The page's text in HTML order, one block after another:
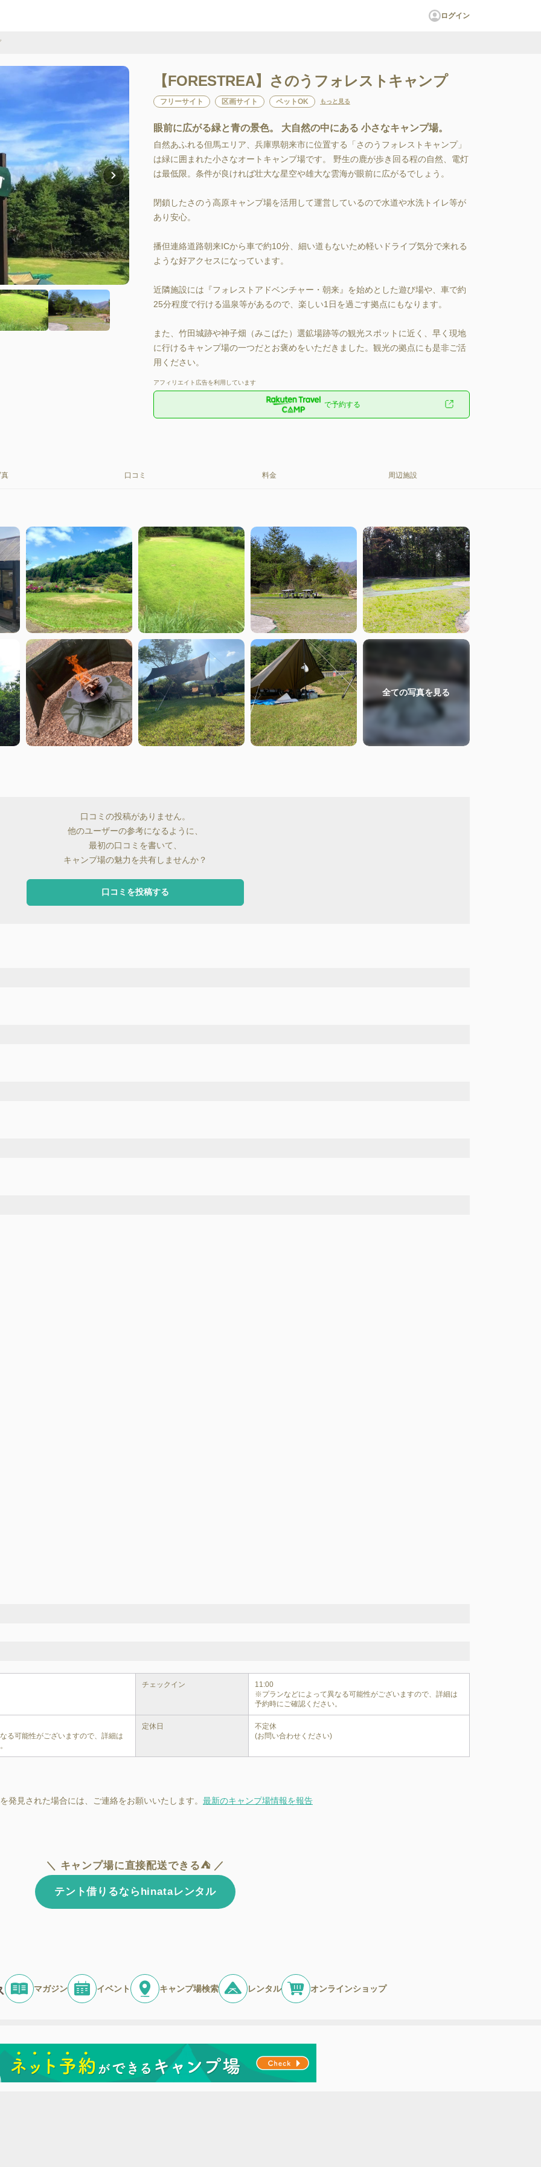
ログイン
【FORESTREA】さのうフォレストキャンプ
フリーサイト 区画サイト ペットOK もっと見る
眼前に広がる緑と青の景色。 大自然の中にある 小さなキャンプ場。
自然あふれる但馬エリア、兵庫県朝来市に位置する「さのうフォレストキャンプ」
は緑に囲まれた小さなオートキャンプ場です。 野生の鹿が歩き回る程の自然、電灯
は最低限。条件が良ければ壮大な星空や雄大な雲海が眼前に広がるでしょう。
閉鎖したさのう高原キャンプ場を活用して運営しているので水道や水洗トイレ等が
あり安心。
播但連絡道路朝来ICから車で約10分、細い道もないため軽いドライブ気分で来れる
ような好アクセスになっています。
近隣施設には『フォレストアドベンチャー・朝来』を始めとした遊び場や、車で約
25分程度で行ける温泉等があるので、楽しい1日を過ごす拠点にもなります。
また、竹田城跡や神子畑（みこばた）選鉱場跡等の観光スポットに近く、早く現地
に行けるキャンプ場の一つだとお褒めをいただきました。観光の拠点にも是非ご活
用ください。
アフィリエイト広告を利用しています
で予約する
真 口コミ 料金 周辺施設
全ての写真を見る
口コミの投稿がありません。
他のユーザーの参考になるように、
最初の口コミを書いて、
キャンプ場の魅力を共有しませんか？
口コミを投稿する
チェックイン
11:00
※プランなどによって異なる可能性がございますので、詳細は
予約時にご確認ください。
る可能性がございますので、詳細は
定休日
不定休
(お問い合わせください)
発見された場合には、ご連絡をお願いいたします。 最新のキャンプ場情報を報告
＼ キャンプ場に直接配送できる⛺ ／
テント借りるならhinataレンタル
マガジン イベント キャンプ場検索 レンタル オンラインショップ